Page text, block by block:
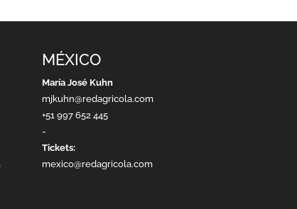
MÉXICO
María José Kuhn
mjkuhn@redagricola.com
+51 997 652 445
-
Tickets:
mexico@redagricola.com